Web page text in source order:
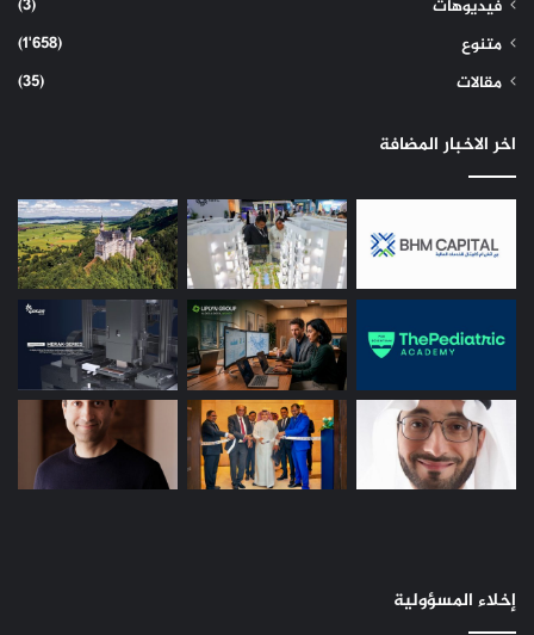
فيديوهات
(3)
متنوع
(1٬658)
مقالات
(35)
اخر الاخبار المضافة
إخلاء المسؤولية